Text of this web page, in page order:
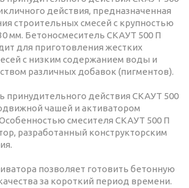
действия, предназначенная
строительных смесей с крупностью
мм. Бетоносмеситель СКАУТ 500 П
для приготовления жестких
с низким содержанием воды и
различных добавок (пигментов).
принудительного действия СКАУТ 500
чашей и активатором
смесителя СКАУТ 500 П
разработанный конструкторским
позволяет готовить бетонную
за короткий период времени.